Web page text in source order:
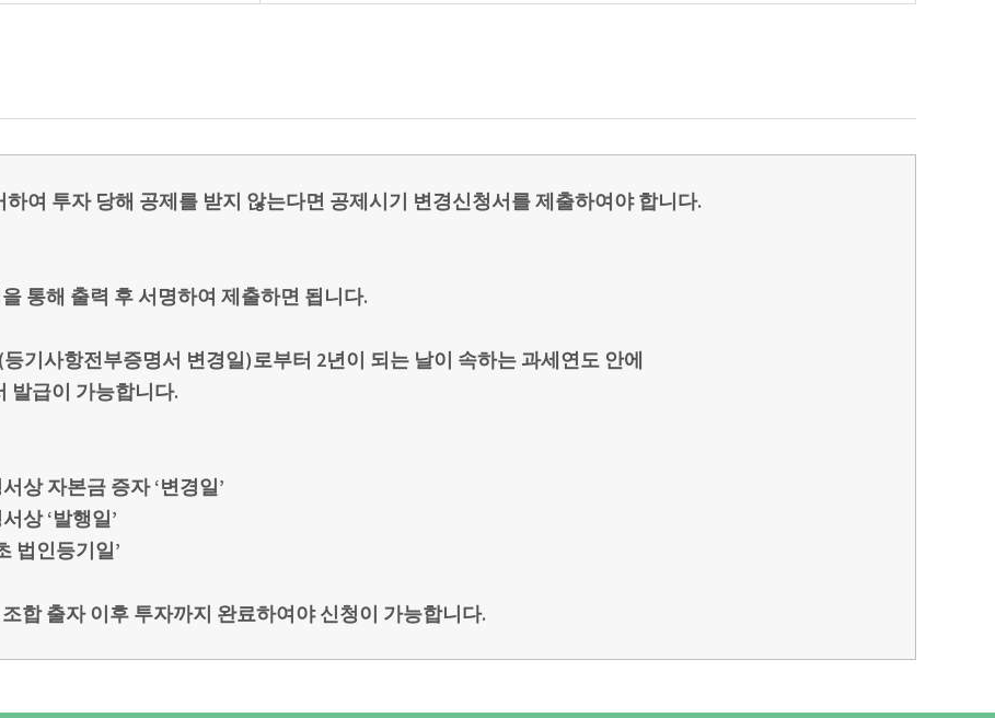
여 투자 당해 공제를 받지 않는다면 공제시기 변경신청서를 제출하여야 합니다.
통해 출력 후 서명하여 제출하면 됩니다.
기사항전부증명서 변경일)로부터 2년이 되는 날이 속하는 과세연도 안에
발급이 가능합니다.
상 자본금 증자 ‘변경일’
상 ‘발행일’
법인등기일’
합 출자 이후 투자까지 완료하여야 신청이 가능합니다.